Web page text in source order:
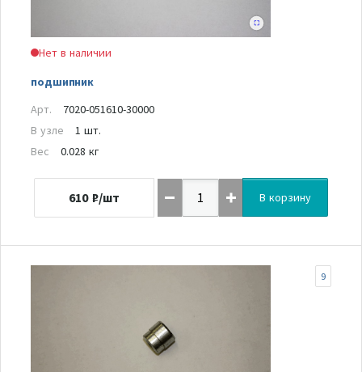
Нет в наличии
подшипник
Арт.
7020-051610-30000
В узле
1 шт.
Вес
0.028 кг
610 ₽/шт В корзину
9